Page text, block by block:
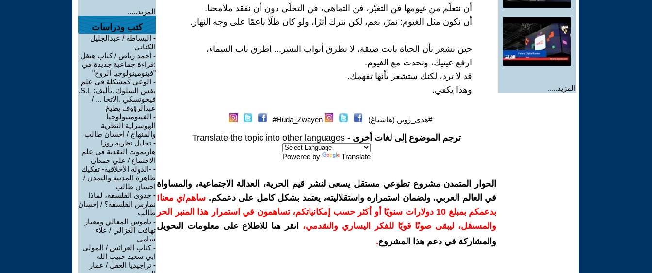
المزيد.....
أن نتعلّم من غيومها فن التغيّر، فن التماهي، فن التخلّي دون أن نفقد ملامحنا.
أن نكون مثل الغيوم: نمرّ، نعم، لكن نترك أثرًا، ولو كان ظلًا ناعمًا على وجه النهار.
حين تشعر بأن الحياة باتت ضيقة، لا تطرق أبواب البشر... اطرق باب السماء،
ارفع عينيك، وتحدث مع الغيوم.
قد لا ترد، لكنك ستشعر بأنها تفهمك.
وهذا يكفي.
#هدى_زوين (هاشتاغ) Huda_Zwayen#
ترجم الموضوع إلى لغات أخرى - Translate the topic into other languages
Powered by Translate
الحوار المتمدن مشروع تطوعي مستقل يسعى لنشر قيم الحرية، العدالة الاجتماعية، والمساواة
في العالم العربي. ولضمان استمراره واستقلاليته، يعتمد بشكل كامل على دعمكم. ساهم/ي معنا!
بدعمكم بمبلغ 10 دولارات سنويًا أو أكثر حسب إمكانياتكم، تساهمون في استمرار هذا المنبر الحر
والمستقل، ليبقى صوتًا قويًا للفكر اليساري والتقدمي،
انقر هنا للاطلاع على معلومات التحويل
والمشاركة في دعم هذا المشروع.
المزيد.....
كتب ودراسات
- البساطة / عبدالجليل
الكناني
- أحمد رباص / كتاب هيغل
:قراءة جماعية جديدة في
"فينومينولوجيا الروح"
- الوعي كمشكلة في علم
نفس السلوك .تأليف: S.L.
فيجوتسكي .الاتحا ... /
عبدالرؤوف بطيخ
- الفينومينولوجيا
الهوسرلية النظرية
والمنهاج / احسان طالب
- تحليل نظرية روزا
هارتموت النقدية في علم
الاجتماع / علي حمدان
- -الدولة الأخلاقية- تفكيك
ظاهرة المدنية والتمدن /
احسان طالب
- جدوى الفلسفة، لماذا
نمارس الفلسفة؟ / إحسان
طالب
- ناموس المعالي ومعيار
تهافت الغزالي / علاء
سامي
-كتاب العرائس / المولى
ابي سعيد حبيب الله
- تراجيديا العقل / عمار